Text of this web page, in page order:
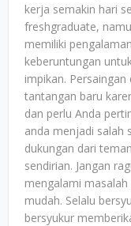
kerja semakin hari
freshgraduate,
memiliki
keberuntungan
impikan.
tantangan baru
dan perlu Anda
anda menjadi salah
dukungan dari
sendirian. Jangan
mengalami
mudah. Selalu
bersyukur